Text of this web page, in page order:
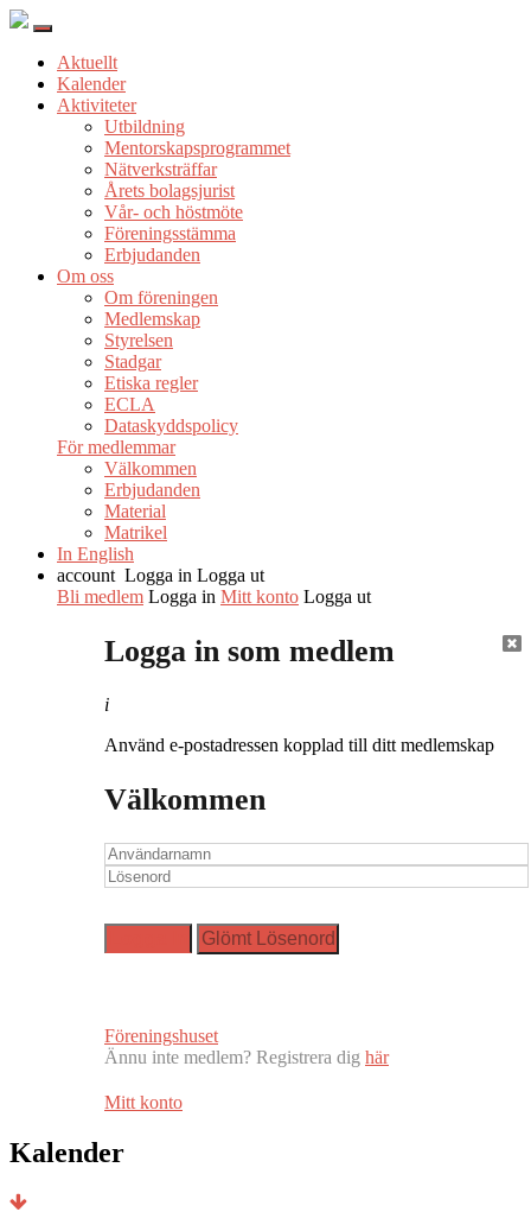
Aktuellt
Kalender
Aktiviteter
Utbildning
Mentorskapsprogrammet
Nätverksträffar
Årets bolagsjurist
Vår- och höstmöte
Föreningsstämma
Erbjudanden
Om oss
Om föreningen
Medlemskap
Styrelsen
Stadgar
Etiska regler
ECLA
Dataskyddspolicy
För medlemmar
Välkommen
Erbjudanden
Material
Matrikel
In English
account Logga in Logga ut
Bli medlem Logga in Mitt konto Logga ut
Logga in som medlem
i
Använd e-postadressen kopplad till ditt medlemskap
Välkommen
Föreningshuset
Ännu inte medlem? Registrera dig här
Mitt konto
Kalender